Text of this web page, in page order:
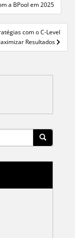
a BPool em 2025
com o C-Level
Resultados